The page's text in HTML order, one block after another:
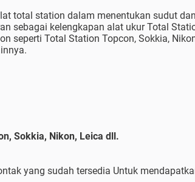
total station dalam menentukan sudut
sebagai kelengkapan alat ukur Total
seperti Total Station Topcon, Sokkia,
Sokkia, Nikon, Leica dll.
yang sudah tersedia Untuk